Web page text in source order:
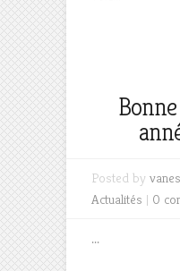
Posted by
Actualités | 0
...